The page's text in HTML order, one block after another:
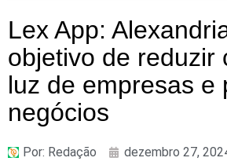
Lex App:
objetivo de reduzir
luz de empresas e
negócios
Por: Redação dezembro 27,